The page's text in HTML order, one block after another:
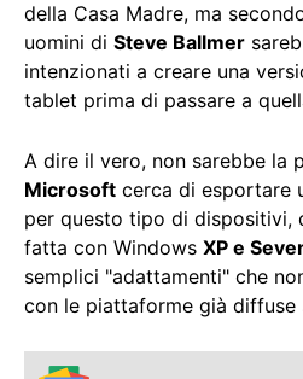
della Casa Madre, ma
uomini di Steve Ballmer
intenzionati a creare una
tablet prima di passare a
A dire il vero, non sarebbe la
Microsoft cerca di esportare
per questo tipo di dispositivi,
fatta con Windows XP e
semplici "adattamenti" che
con le piattaforme già diffuse